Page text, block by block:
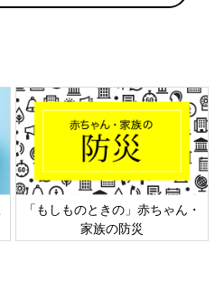
「もしものときの」赤ちゃん・
家族の防災